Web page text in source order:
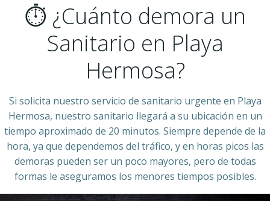
⏱ ¿Cuánto demora un
Sanitario en Playa
Hermosa?
Si solicita nuestro servicio de sanitario urgente en Playa
Hermosa, nuestro sanitario llegará a su ubicación en un
tiempo aproximado de 20 minutos. Siempre depende de la
hora, ya que dependemos del tráfico, y en horas picos las
demoras pueden ser un poco mayores, pero de todas
formas le aseguramos los menores tiempos posibles.